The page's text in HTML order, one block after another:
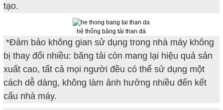
tạo.
hệ thống băng tải than đá
*Đảm bảo không gian sử dụng trong nhà máy không
bị thay đổi nhiều: băng tải còn mang lại hiệu quả sản
xuất cao, tất cả mọi người đều có thể sử dụng một
cách dễ dàng, không làm ảnh hưởng nhiều đến kết
cấu nhà máy.